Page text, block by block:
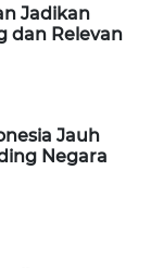
Jadikan
dan Relevan
Jauh
Negara